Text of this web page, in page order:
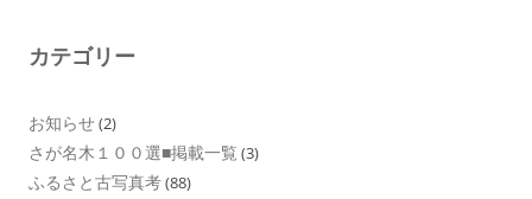
カテゴリー
お知らせ(2)
さが名木１００選■掲載一覧 (3)
ふるさと古写真考(88)